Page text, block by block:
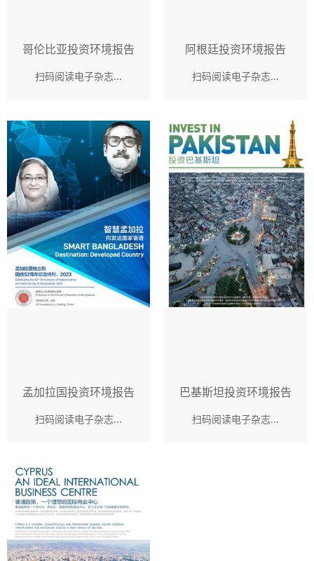
哥伦比亚投资环境报告
扫码阅读电子杂志...
阿根廷投资环境报告
扫码阅读电子杂志...
孟加拉国投资环境报告
扫码阅读电子杂志...
巴基斯坦投资环境报告
扫码阅读电子杂志...